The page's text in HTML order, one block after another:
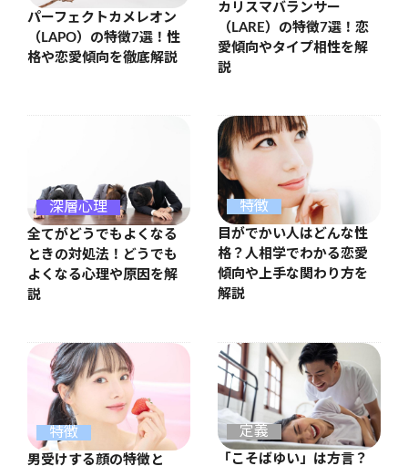
パーフェクトカメレオン
（LAPO）の特徴7選！性
格や恋愛傾向を徹底解説
カリスマバランサー
（LARE）の特徴7選！恋
愛傾向やタイプ相性を解
説
深層心理
全てがどうでもよくなる
ときの対処法！どうでも
よくなる心理や原因を解
説
特徴
目がでかい人はどんな性
格？人相学でわかる恋愛
傾向や上手な関わり方を
解説
特徴
男受けする顔の特徴と
定義
「こそばゆい」は方言？